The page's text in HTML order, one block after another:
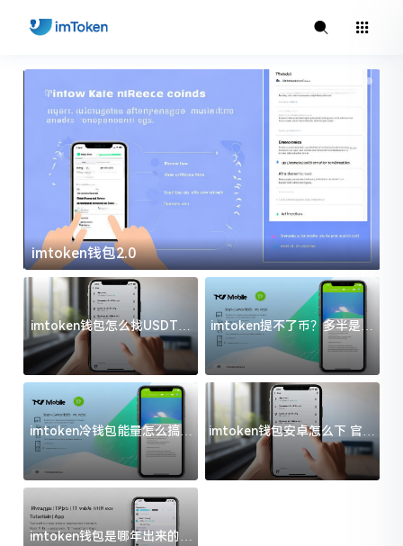
imtoken钱包2.0
imtoken钱包怎么找USDT地
址？三步搞定不踩坑
imtoken提不了币？多半是这
几件事没处理好
imtoken冷钱包能量怎么搞？
过来人告诉你门道
imtoken钱包安卓怎么下 官方
渠道避坑指南
imtoken钱包是哪年出来的？